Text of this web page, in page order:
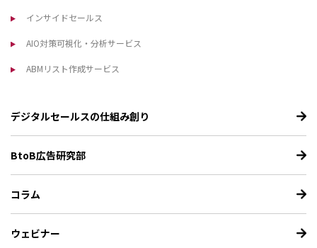
インサイドセールス
AIO対策可視化・分析サービス
ABMリスト作成サービス
デジタルセールスの仕組み創り
BtoB広告研究部
コラム
ウェビナー